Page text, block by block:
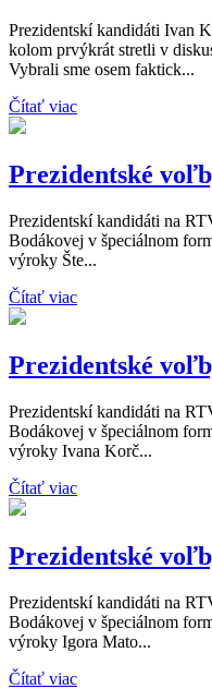
Prezidentskí kandidáti Ivan
kolom prvýkrát stretli v
Vybrali sme osem faktick...
Čítať viac
Prezidentské
Prezidentskí kandidáti na
Bodákovej v špeciálnom
výroky Šte...
Čítať viac
Prezidentské
Prezidentskí kandidáti na
Bodákovej v špeciálnom
výroky Ivana Korč...
Čítať viac
Prezidentské
Prezidentskí kandidáti na
Bodákovej v špeciálnom
výroky Igora Mato...
Čítať viac